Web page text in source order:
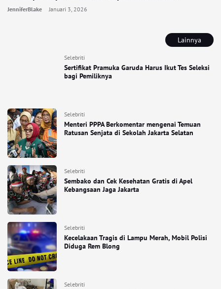
Lainnya
Selebriti
Sertifikat Pramuka Garuda Harus Ikut Tes Seleksi
bagi Pemiliknya
Selebriti
Menteri PPPA Berkomentar mengenai Temuan
Ratusan Senjata di Sekolah Jakarta Selatan
Selebriti
Sembako dan Cek Kesehatan Gratis di Apel
Kebangsaan Jaga Jakarta
Selebriti
Kecelakaan Tragis di Lampu Merah, Mobil Polisi
Diduga Rem Blong
Selebriti
JenniferBlake Januari 3, 2026